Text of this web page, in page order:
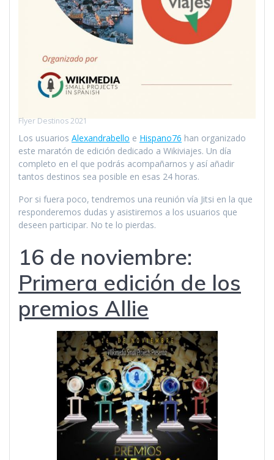
Flyer Destinos 2021
Los usuarios Alexandrabello e Hispano76 han organizado
este maratón de edición dedicado a Wikiviajes. Un día
completo en el que podrás acompañarnos y así añadir
tantos destinos sea posible en esas 24 horas.
Por si fuera poco, tendremos una reunión vía Jitsi en la que
responderemos dudas y asistiremos a los usuarios que
deseen participar. No te lo pierdas.
16 de noviembre:
Primera edición de los
premios Allie